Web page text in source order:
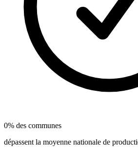
0% des communes
dépassent la moyenne nationale de